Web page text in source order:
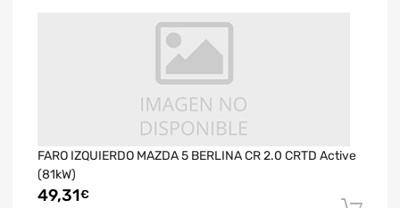
FARO IZQUIERDO MAZDA 5 BERLINA CR 2.0 CRTD Active
(81kW)
49,31€